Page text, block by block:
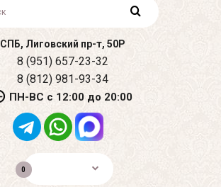
СПБ, Лиговский пр-т, 50Р
8 (951) 657-23-32
8 (812) 981-93-34
ПН-ВС с 12:00 до 20:00
0